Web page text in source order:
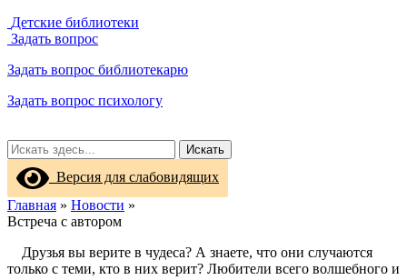
Детские библиотеки
Задать вопрос
Задать вопрос библиотекарю
Задать вопрос психологу
Искать
Версия для слабовидящих
Главная » Новости »
Встреча с автором
Друзья вы верите в чудеса? А знаете, что они случаются
только с теми, кто в них верит? Любители всего волшебного и